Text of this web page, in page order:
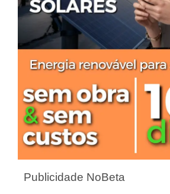
Publicidade NoBeta